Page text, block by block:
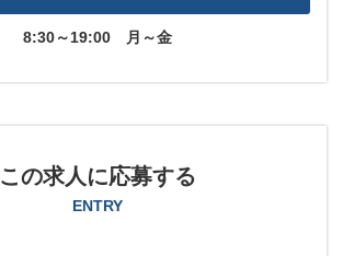
8:30～19:00 月～金
この求人に応募する
ENTRY